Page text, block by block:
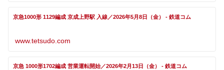
京急1000形 1129編成 京成上野駅 入線／2026年5月8日（金） - 鉄道コム
www.tetsudo.com
京急 1000形1702編成 営業運転開始／2026年2月13日（金） - 鉄道コム